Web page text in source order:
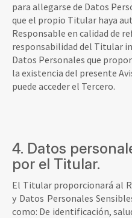
para allegarse de Datos
que el propio Titular haya
Responsable en calidad de
responsabilidad del Titular
Datos Personales que
la existencia del presente
puede acceder el Tercero.
4. Datos
por el Titular.
El Titular proporcionará al
y Datos Personales
como: De identificación,